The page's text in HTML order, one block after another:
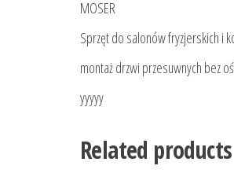
MOSER
Sprzęt do salonów fryzjerskich i
montaż drzwi przesuwnych bez
yyyyy
Related products